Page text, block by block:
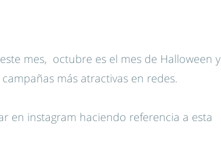
mes, octubre es el mes de Halloween y
más atractivas en redes.
en instagram haciendo referencia a esta